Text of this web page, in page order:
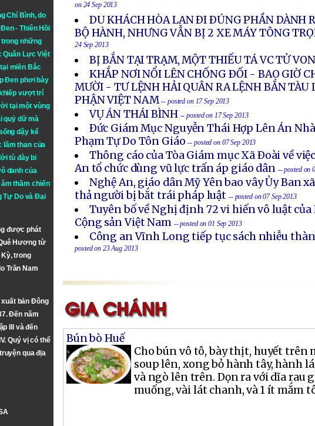
Chí Bình, do
Đen- Thiên Hồi
trong những
Quân Lực Việt
miền Bắc
Đen phơi bày
vượt trí
tại một vùng
quỷ dữ mà
dậy kể
lầm than của
tù đày bi
danh của
thầm chiến
Tự DovàĐại
được phát
Hương từ
Kỳ, trong
Trần Nam
xuất bản Đông
Đến năm
III và đến
Quý vị có thể
qua địa
on 24 Sep 2013
DU KHÁCH HÒA LAN ÐI ÐÚNG PHẦN DÀNH
BỘ HÀNH, NHƯNG VẪN BỊ 2 XE MÁY TÔNG
24 Sep 2013
BỊ BẮN TẠI TRẠM, MỘT THIẾU TÁ VC TỬ
KHẮP NƠI NỔI LÊN CHỐNG ÐỐI - BAO GIỜ
MƯỜI - TƯ LỆNH HẢI QUÂN RA LỆNH BẮN TÀU
PHẬN VIỆT NAM-- posted on 17 Sep 2013
VỤ ÁN THÁI BÌNH -- posted on 17 Sep 2013
Ðức Giám Mục Nguyễn Thái Hợp Lên Án Nhà
Phạm Tự Do Tôn Giáo -- posted on 07 Sep 2013
Thông cáo của Tòa Giám mục Xã Ðoài về
An tổ chức dùng vũ lực trấn áp giáo dân -- posted on
Nghệ An, giáo dân Mỹ Yên bao vây Ủy Ban
thả người bị bắt trái pháp luật -- posted on 07 Sep 2013
Tuyên bố về Nghị định 72 vi hiến vô luật của
Cộng sản Việt Nam -- posted on 01 Sep 2013
Công an Vĩnh Long tiếp tục sách nhiễu
posted on 23 Aug 2013
Bún bò Huế
Cho bún vô tô, bày thịt, huyết trên
soup lên, xong bỏ hành tây, hành
và ngò lên trên. Dọn ra với dĩa rau
muống, vài lát chanh, và 1 ít mắm